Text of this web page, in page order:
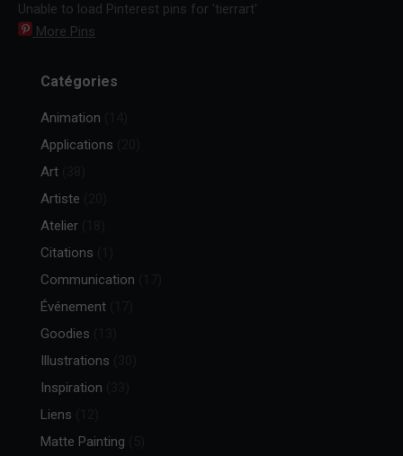
Unable to load Pinterest pins for 'tierrart'
More Pins
Catégories
Animation
Applications
Art
Artiste
Atelier
Citations
Communication
Événement
Goodies
Illustrations
Inspiration
Liens
Matte Painting